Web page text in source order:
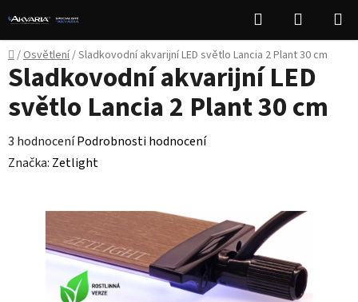
na
obsah
Hledat
KOŠÍK
Domů
/Osvětlení/Sladkovodní akvarijní LED světlo Lancia 2 Plant 30 cm
Sladkovodní akvarijní LED
světlo Lancia 2 Plant 30 cm
Průměrné
hodnocení
hvězdiček.
3 hodnoceníPodrobnosti hodnocení
Značka: Zetlight